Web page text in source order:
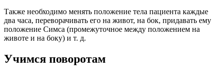
Также необходимо менять положение тела пациента каждые
два часа, переворачивать его на живот, на бок, придавать ему
положение Симса (промежуточное между положением на
животе и на боку) и т. д.
Учимся поворотам